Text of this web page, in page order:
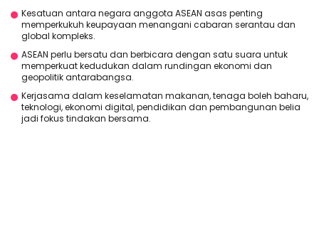
Kesatuan antara negara anggota ASEAN asas penting
memperkukuh keupayaan menangani cabaran serantau dan
global kompleks.
ASEAN perlu bersatu dan berbicara dengan satu suara untuk
memperkuat kedudukan dalam rundingan ekonomi dan
geopolitik antarabangsa.
Kerjasama dalam keselamatan makanan, tenaga boleh baharu,
teknologi, ekonomi digital, pendidikan dan pembangunan belia
jadi fokus tindakan bersama.